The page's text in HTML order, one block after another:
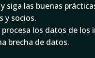
siga las buenas
y socios.
los datos de los
brecha de datos.